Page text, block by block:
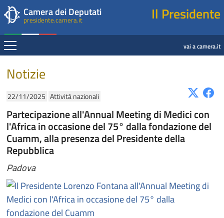
Presidente della Camera dei Deputati
Salta al contenuto principale
Salta al menu di navigazione
Camera dei Deputati
presidente.camera.it Il Presidente
Espandi vai a camera.it
Contenuto
Notizie
22/11/2025 Attività nazionali
Partecipazione all'Annual Meeting di Medici con
l'Africa in occasione del 75° dalla fondazione del
Cuamm, alla presenza del Presidente della
Repubblica
Padova
Fine contenuto
Navigazione pagine di servizio
Fine pagina
Salta al contenuto principale
Salta al menu di navigazione
Vai a inizio pagina